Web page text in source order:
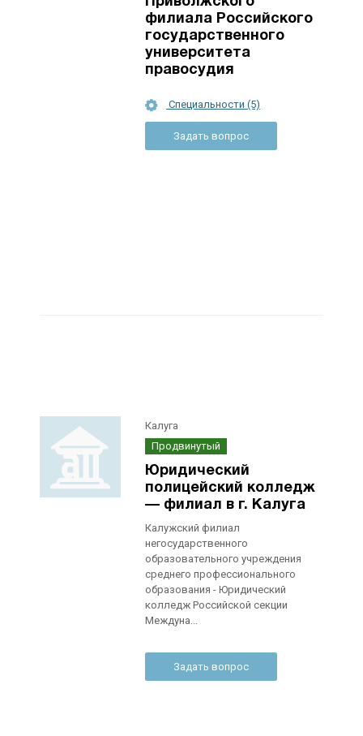
филиала Российского
государственного
университета
правосудия
Специальности (5)
Задать вопрос
Калуга
Продвинутый
Юридический
полицейский колледж
— филиал в г. Калуга
Калужский филиал
негосударственного
образовательного учреждения
среднего профессионального
образования - Юридический
колледж Российской секции
Междуна...
Задать вопрос